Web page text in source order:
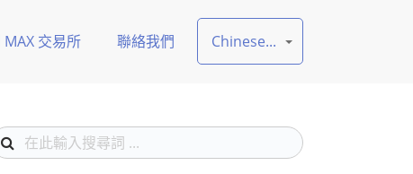
MAX 交易所 聯絡我們 Chinese...